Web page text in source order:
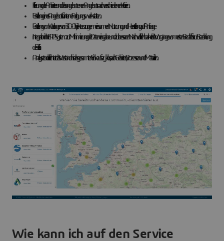
Filterung der Anbieter und des angebotenen Angebots nach verschiedenen Kriterien.
Erstellung eines Angebots für interne Fertigungswerkstätten.
Erstellung von Katalogen von 3D-Objekten zur gemeinsamen Nutzung und Herstellung auf Anfrage
Integration in Ihr ERP-System zur Minimierung der Dateneingabe und zur besseren Nachvollziehbarkeit der Vorgänge vom ersten Bedarf bis zur Bezahlung
des Teils.
Analysetool erleichtert das Verständnis des gesamten Einkaufszyklus, nach Gebieten, Prozessen und Materialien.
Wie kann ich auf den Service